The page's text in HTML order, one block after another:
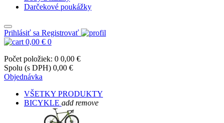
Darčekové poukážky
Prihlásiť sa Registrovať
0,00 € 0
Počet položiek: 0 0,00 €
Spolu (s DPH) 0,00 €
Objednávka
VŠETKY PRODUKTY
BICYKLE add remove